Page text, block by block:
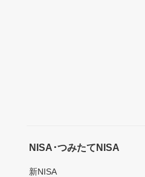
NISA･つみたてNISA
新NISA